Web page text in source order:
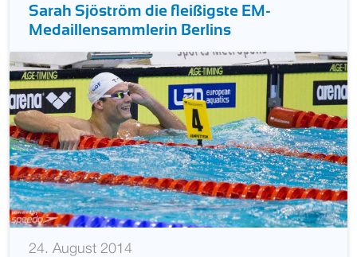
Sarah Sjöström die fleißigste EM-
Medaillensammlerin Berlins
24. August 2014